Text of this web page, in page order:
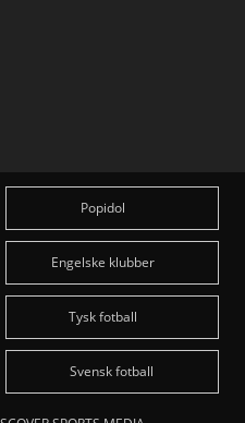
Popidol
Engelske klubber
Tysk fotball
Svensk fotball